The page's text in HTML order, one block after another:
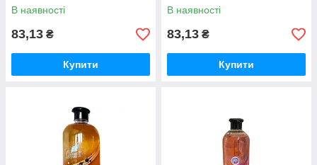
В наявності
83,13 ₴
Купити
В наявності
83,13 ₴
Купити